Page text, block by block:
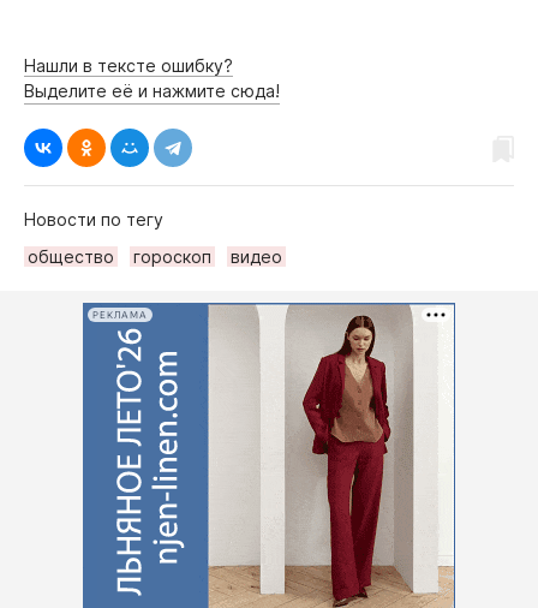
Нашли в тексте ошибку?
Выделите её и нажмите сюда!
Новости по тегу
общество
гороскоп видео
РЕКЛАМА